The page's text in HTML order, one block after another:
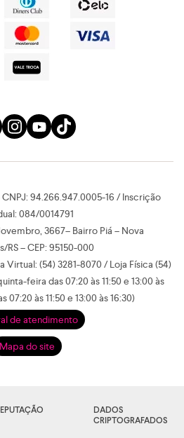
94.266.947.0005-16 / Inscrição
084/0014791
3667– Bairro Piá – Nova
RS – CEP: 95150-000
(54) 3281-8070 / Loja Física (54)
feira das 07:20 às 11:50 e 13:00 às
07:20 às 11:50 e 13:00 às 16:30)
de atendimento
Mapa do site
DADOS
CRIPTOGRAFADOS